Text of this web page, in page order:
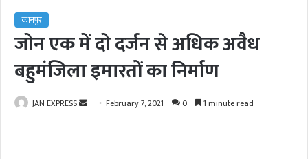
कानपुर
जोन एक में दो दर्जन से अधिक अवैध
बहुमंजिला इमारतों का निर्माण
JAN EXPRESS February 7, 2021 0 1 minute read